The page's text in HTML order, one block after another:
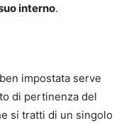
interno.
impostata serve
di pertinenza del
si tratti di un singolo